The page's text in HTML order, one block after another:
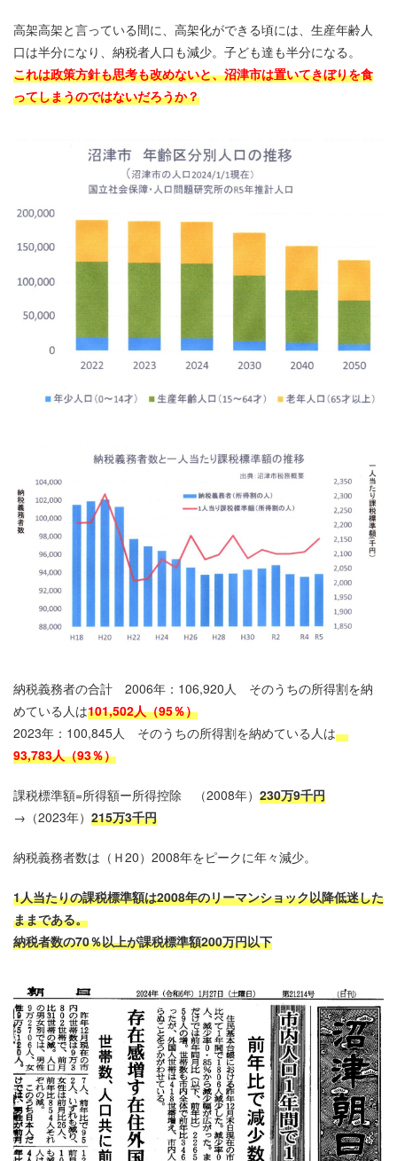
高架高架と言っている間に、高架化ができる頃には、生産年齢人
口は半分になり、納税者人口も減少。子ども達も半分になる。
これは政策方針も思考も改めないと、沼津市は置いてきぼりを食
ってしまうのではないだろうか？
納税義務者の合計 2006年：106,920人 そのうちの所得割を納
めている人は101,502人（95％）
2023年：100,845人 そのうちの所得割を納めている人は
93,783人（93％）
課税標準額=所得額ー所得控除 （2008年） 230万9千円
→（2023年） 215万3千円
納税義務者数は（Ｈ20）2008年をピークに年々減少。
1人当たりの課税標準額は2008年のリーマンショック以降低迷した
ままである。
納税者数の70％以上が課税標準額200万円以下